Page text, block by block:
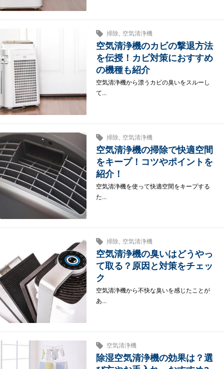
掃除 空気清浄機
空気清浄機のカビの撃退方法
を伝授！カビ対策におすすめ
の機種も紹介
空気清浄機から漂うカビの臭いをスルーし
て...
掃除 空気清浄機
空気清浄機の掃除で快適空間
をキープ！コツやポイントを
紹介！
空気清浄機を使って快適空間をキープする
た...
掃除 空気清浄機
空気清浄機の臭いはどうやっ
て取る？原因と対策をチェッ
ク
空気清浄機から不快な臭いを感じたことが
あ...
空気清浄機
除湿空気清浄機の効果は？選